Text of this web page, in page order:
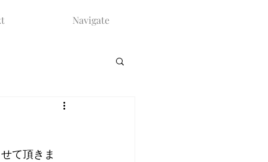
Navigate
て頂きま